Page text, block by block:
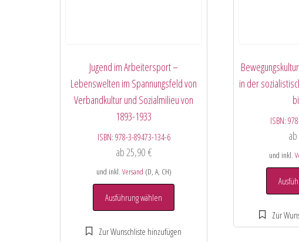
Jugend im Arbeitersport –
Lebenswelten im Spannungsfeld von
Verbandkultur und Sozialmilieu von
1893-1933
ISBN: 978-3-89473-134-6
ab25,90 €
und inkl. Versand (D, A, CH)
Ausführung wählen
in der
ISBN:
ab
und inkl.